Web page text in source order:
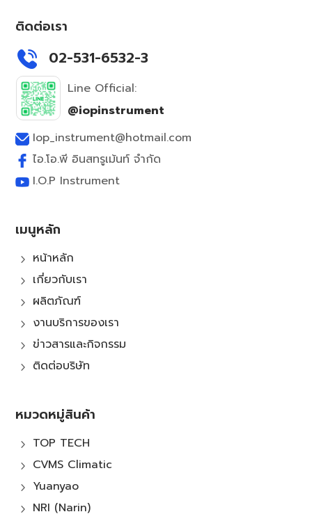
ติดต่อเรา
02-531-6532-3
Line Official:
@iopinstrument
Iop_instrument@hotmail.com
ไอ.โอ.พี อินสทรูเม้นท์ จำกัด
I.O.P Instrument
เมนูหลัก
5 หน้าหลัก
5 เกี่ยวกับเรา
5 ผลิตภัณฑ์
5 งานบริการของเรา
5 ข่าวสารและกิจกรรม
5 ติดต่อบริษัท
หมวดหมู่สินค้า
5 TOP TECH
5 CVMS Climatic
5 Yuanyao
5 NRI (Narin)